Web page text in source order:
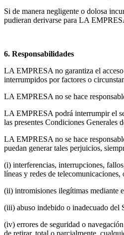
Si de manera negligente o dolosa
pudieran derivarse para LA
6. Responsabilidades
LA EMPRESA no garantiza el
interrumpidos por factores o
LA EMPRESA no se hace
LA EMPRESA podrá interrumpir el
las presentes Condiciones Generales
LA EMPRESA no se hace
puedan generar tales perjuicios,
(i) interferencias, interrupciones,
líneas y redes de
(ii) intromisiones ilegítimas mediante
(iii) abuso indebido o inadecuado del
(iv) errores de seguridad o
de retirar, total o parcialmente,